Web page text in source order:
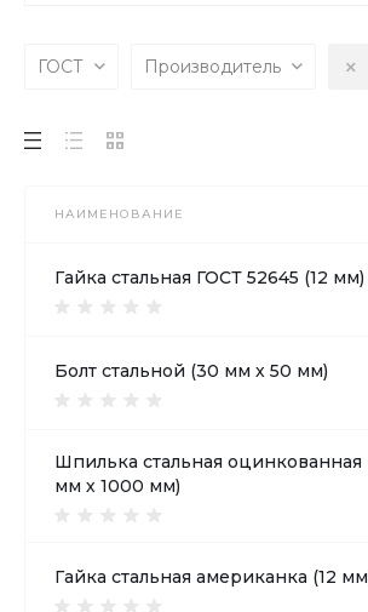
ГОСТ Производитель
НАИМЕНОВАНИЕ
Гайка стальная ГОСТ 52645 (12 мм)
Болт стальной (30 мм х 50 мм)
Шпилька стальная оцинкованная
мм х 1000 мм)
Гайка стальная американка (12